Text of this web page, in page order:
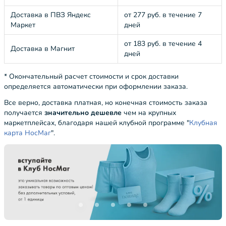
Доставка в ПВЗ Яндекс
Маркет
от 277 руб. в течение 7
дней
Доставка в Магнит
от 183 руб. в течение 4
дней
* Окончательный расчет стоимости и срок доставки
определяется автоматически при оформлении заказа.
Все верно, доставка платная, но конечная стоимость заказа
получается значительно дешевле чем на крупных
маркетплейсах, благодаря нашей клубной программе "Клубная
карта НосМаг".